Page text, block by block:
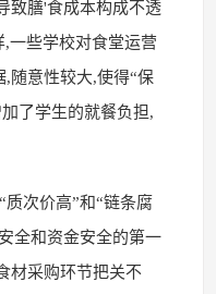
致膳'食成本构成不透
,一些学校对食堂运营
随意性较大,使得“保
了学生的就餐负担,
次价高”和“链条腐
全和资金安全的第一
材采购环节把关不